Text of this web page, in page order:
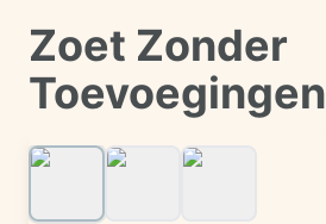
Zoet Zonder
Toevoegingen